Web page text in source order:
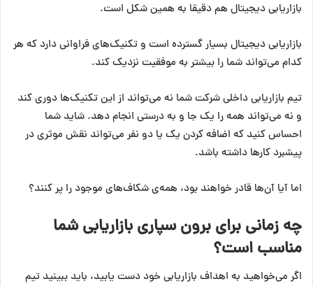
بازاریابی دیجیتال هم دقیقا به همین شکل است.
بازاریابی دیجیتال بسیار گسترده است و تکنیک‌های فراوانی دارد که هر
کدام می‌تواند شما را بیشتر به موفقیت نزدیک کند.
تیم بازاریابی داخلی شرکت شما نه می‌تواند از این تکنیک‌ها دوری کند
و نه می‌تواند همه را یک جا و به درستی انجام دهد. شاید شما
احساس کنید که اضافه کردن یک یا دو نفر می‎‌‌تواند نقش موثری در
پیشبرد کارها داشته باشد.
اما آیا آن‌ها قادر خواهند بود، همه‌ی شکاف‌های موجود را پر کنند؟
چه زمانی برای برون سپاری بازاریابی شما
مناسب است؟
اگر می‌خواهید به اهداف بازاریابی خود دست یابید، باید ببینید تیم